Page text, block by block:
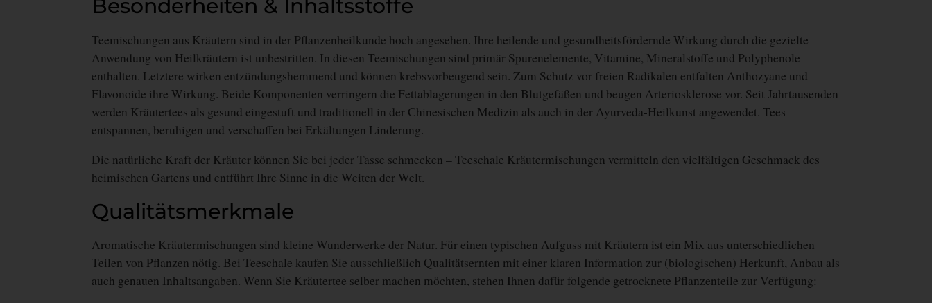
Besonderheiten & Inhaltsstoffe
Teemischungen aus Kräutern sind in der Pflanzenheilkunde hoch angesehen. Ihre heilende und gesundheitsfördernde Wirkung durch die gezielte
Anwendung von Heilkräutern ist unbestritten. In diesen Teemischungen sind primär Spurenelemente, Vitamine, Mineralstoffe und Polyphenole
enthalten. Letztere wirken entzündungshemmend und können krebsvorbeugend sein. Zum Schutz vor freien Radikalen entfalten Anthozyane und
Flavonoide ihre Wirkung. Beide Komponenten verringern die Fettablagerungen in den Blutgefäßen und beugen Arteriosklerose vor. Seit Jahrtausenden
werden Kräutertees als gesund eingestuft und traditionell in der Chinesischen Medizin als auch in der Ayurveda-Heilkunst angewendet. Tees
entspannen, beruhigen und verschaffen bei Erkältungen Linderung.
Die natürliche Kraft der Kräuter können Sie bei jeder Tasse schmecken – Teeschale Kräutermischungen vermitteln den vielfältigen Geschmack des
heimischen Gartens und entführt Ihre Sinne in die Weiten der Welt.
Qualitätsmerkmale
Aromatische Kräutermischungen sind kleine Wunderwerke der Natur. Für einen typischen Aufguss mit Kräutern ist ein Mix aus unterschiedlichen
Teilen von Pflanzen nötig. Bei Teeschale kaufen Sie ausschließlich Qualitätsernten mit einer klaren Information zur (biologischen) Herkunft, Anbau als
auch genauen Inhaltsangaben. Wenn Sie Kräutertee selber machen möchten, stehen Ihnen dafür folgende getrocknete Pflanzenteile zur Verfügung: